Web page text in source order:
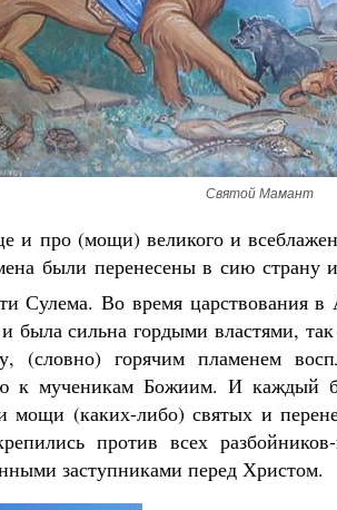
Святой Мамант
и про (мощи) великого и
были перенесены в сию страну
Сулема. Во время царствования
и была сильна гордыми властями,
горячим пламенем
к мученикам Божиим. И каждый
мощи (каких-либо) святых и
против всех
заступниками перед Христом.